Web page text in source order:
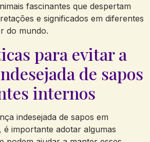
fascinantes que ⁤despertam
e significados‌ em ⁣diferentes
do mundo.
para​ evitar a
de sapos
internos
indesejada de sapos em
é ⁢importante adotar algumas